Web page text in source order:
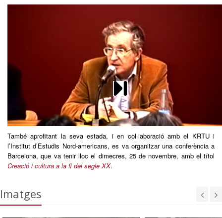
També aprofitant la seva estada, i en col·laboració amb el KRTU i
l’Institut d’Estudis Nord-americans, es va organitzar una conferència a
Barcelona, que va tenir lloc el dimecres, 25 de novembre, amb el títol
Creació i cultura a la fi del segle XX.
Imatges